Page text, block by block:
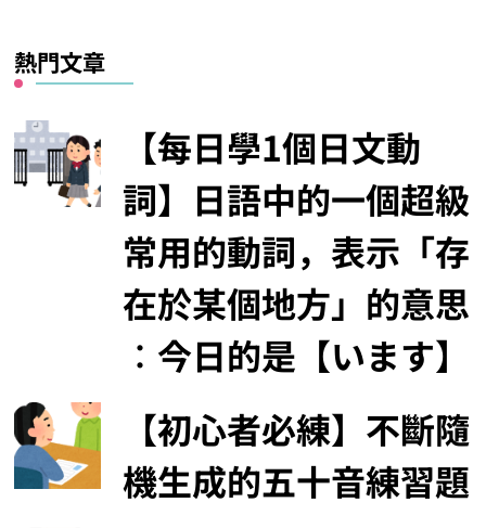
熱門文章
【每日學1個日文動
詞】日語中的一個超級
常用的動詞，表示「存
在於某個地方」的意思
︰今日的是【います】
【初心者必練】不斷隨
機生成的五十音練習題